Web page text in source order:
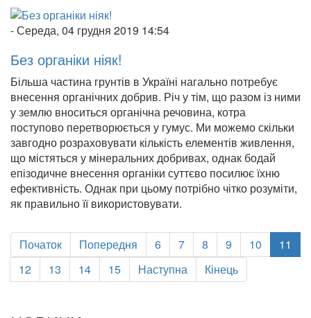
-Середа, 04 грудня 2019 14:54
Без органіки ніяк!
Більша частина грунтів в Україні нагально потребує
внесення органічних добрив. Річ у тім, що разом із ними
у землю вноситься органічна речовина, котра
поступово перетворюється у гумус. Ми можемо скільки
завгодно розраховувати кількість елементів живлення,
що містяться у мінеральних добривах, однак бодай
епізодичне внесення органіки суттєво посилює їхню
ефективність. Однак при цьому потрібно чітко розуміти,
як правильно її використовувати.
Початок Попередня 6 7 8 9 10
11
12
13 14 15 Наступна Кінець